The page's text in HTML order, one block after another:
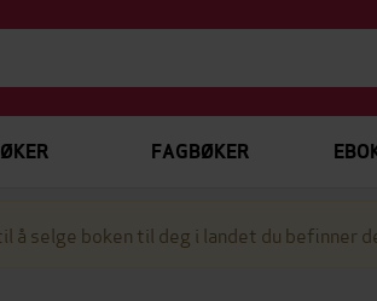
FAGBØKER
selge boken til deg i landet du befinner